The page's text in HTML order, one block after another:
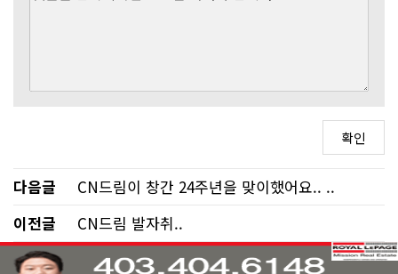
다음글
CN드림이 창간 24주년을 맞이했어요.. ..
이전글
CN드림 발자취..